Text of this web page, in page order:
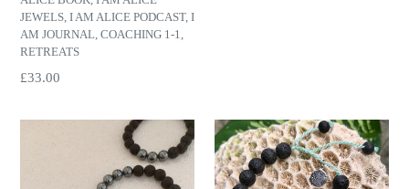
JEWELS, I AM ALICE PODCAST, I
AM JOURNAL, COACHING 1-1,
RETREATS
Harga
£33.00